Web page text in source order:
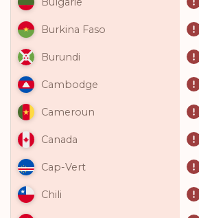
Burkina Faso
Burundi
Cambodge
Cameroun
Canada
Cap-Vert
Chili